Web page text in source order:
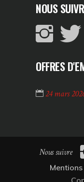
NOUS
OFFRES
24 mars
Nous suivre